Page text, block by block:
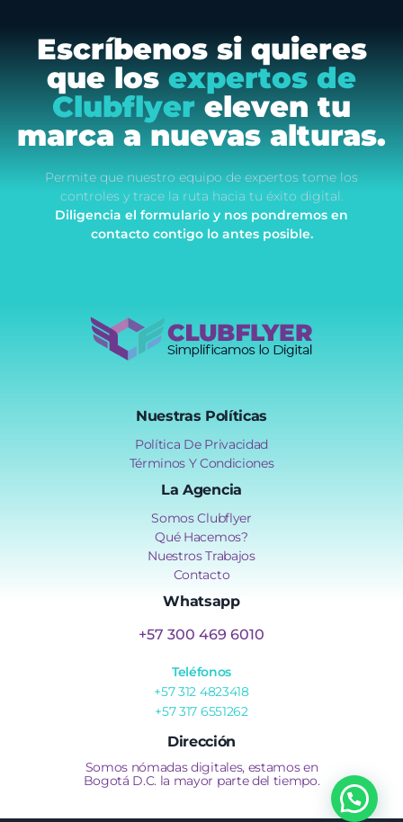
Escríbenos si quieres
que losexpertos de
Clubflyer eleven tu
marca a nuevas alturas.
Permite que nuestro equipo de expertos tome los
controles y trace la ruta hacia tu éxito digital.
Diligencia el formulario y nos pondremos en
contacto contigo lo antes posible.
Nuestras Políticas
Política De Privacidad
Términos Y Condiciones
La Agencia
Somos Clubflyer
Qué Hacemos?
Nuestros Trabajos
Contacto
Whatsapp
+57 300 469 6010
Teléfonos
+57 312 4823418
+57 317 6551262
Dirección
Somos nómadas digitales, estamos en
Bogotá D.C. la mayor parte del tiempo.